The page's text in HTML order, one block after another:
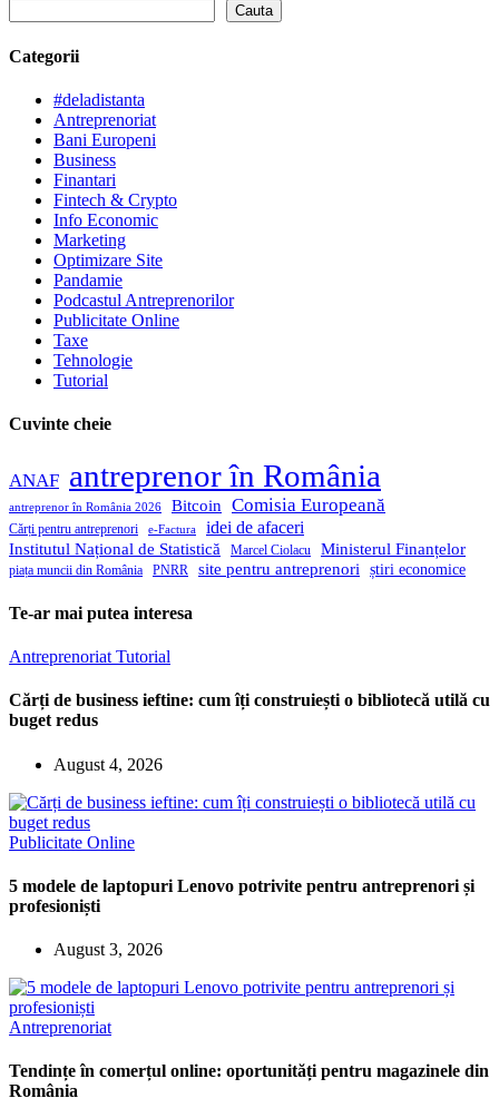
Cauta
Categorii
#deladistanta
Antreprenoriat
Bani Europeni
Business
Finantari
Fintech & Crypto
Info Economic
Marketing
Optimizare Site
Pandamie
Podcastul Antreprenorilor
Publicitate Online
Taxe
Tehnologie
Tutorial
Cuvinte cheie
ANAF antreprenor în România
antreprenor în România 2026 Bitcoin Comisia Europeană
Cărți pentru antreprenori e-Factura idei de afaceri
Institutul Național de Statistică Marcel Ciolacu Ministerul Finanțelor
piața muncii din România PNRR site pentru antreprenori știri economice
Te-ar mai putea interesa
Antreprenoriat Tutorial
Cărți de business ieftine: cum îți construiești o bibliotecă utilă cu
buget redus
August 4, 2026
Publicitate Online
5 modele de laptopuri Lenovo potrivite pentru antreprenori și
profesioniști
August 3, 2026
Antreprenoriat
Tendințe în comerțul online: oportunități pentru magazinele din
România